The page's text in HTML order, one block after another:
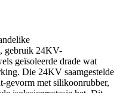
gebruik 24KV-
geïsoleerde drade wat
Die 24KV saamgestelde
gevorm met silikoonrubber,